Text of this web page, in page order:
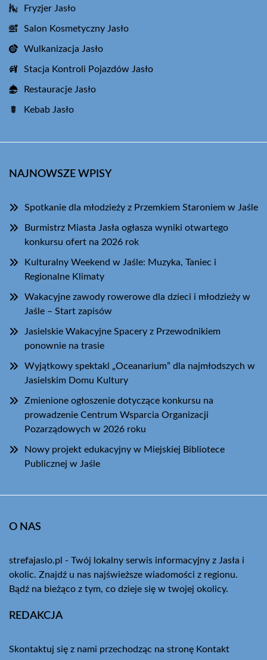
Fryzjer Jasło
Salon Kosmetyczny Jasło
Wulkanizacja Jasło
Stacja Kontroli Pojazdów Jasło
Restauracje Jasło
Kebab Jasło
NAJNOWSZE WPISY
Spotkanie dla młodzieży z Przemkiem Staroniem w Jaśle
Burmistrz Miasta Jasła ogłasza wyniki otwartego
konkursu ofert na 2026 rok
Kulturalny Weekend w Jaśle: Muzyka, Taniec i
Regionalne Klimaty
Wakacyjne zawody rowerowe dla dzieci i młodzieży w
Jaśle – Start zapisów
Jasielskie Wakacyjne Spacery z Przewodnikiem
ponownie na trasie
Wyjątkowy spektakl „Oceanarium” dla najmłodszych w
Jasielskim Domu Kultury
Zmienione ogłoszenie dotyczące konkursu na
prowadzenie Centrum Wsparcia Organizacji
Pozarządowych w 2026 roku
Nowy projekt edukacyjny w Miejskiej Bibliotece
Publicznej w Jaśle
O NAS
strefajaslo.pl - Twój lokalny serwis informacyjny z Jasła i
okolic. Znajdź u nas najświeższe wiadomości z regionu.
Bądź na bieżąco z tym, co dzieje się w twojej okolicy.
REDAKCJA
Skontaktuj się z nami przechodząc na stronę Kontakt